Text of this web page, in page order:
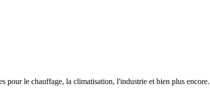
pour le chauffage, la climatisation, l'industrie et bien plus